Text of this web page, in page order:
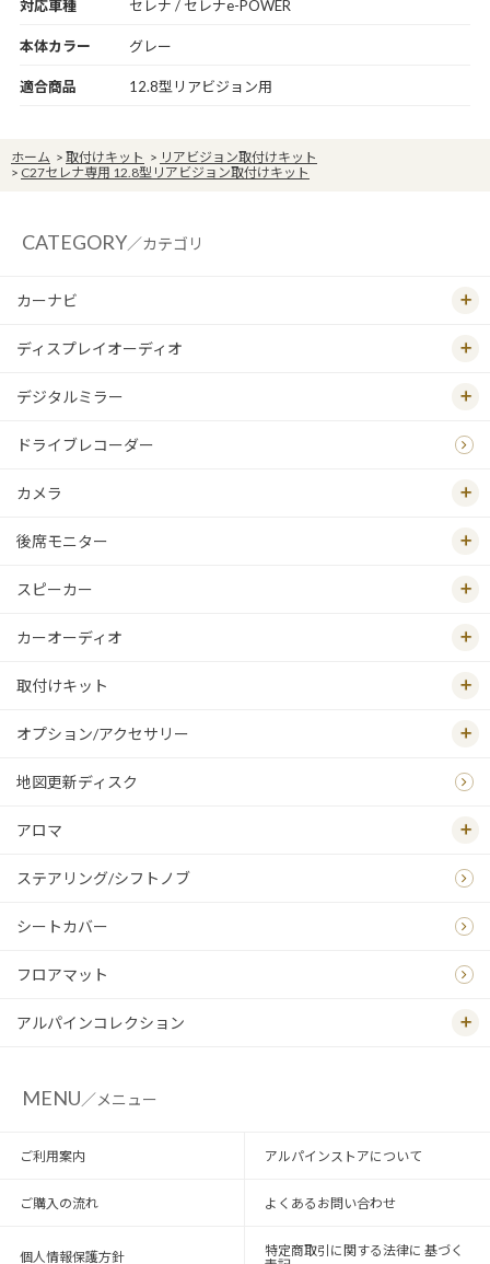
対応車種 セレナ / セレナe-POWER
本体カラー グレー
適合商品 12.8型リアビジョン用
ホーム > 取付けキット > リアビジョン取付けキット
> C27セレナ専用 12.8型リアビジョン取付けキット
CATEGORY／カテゴリ
カーナビ
ディスプレイオーディオ
デジタルミラー
ドライブレコーダー
カメラ
後席モニター
スピーカー
カーオーディオ
取付けキット
オプション/アクセサリー
地図更新ディスク
アロマ
ステアリング/シフトノブ
シートカバー
フロアマット
アルパインコレクション
MENU／メニュー
ご利用案内 アルパインストアについて
ご購入の流れ よくあるお問い合わせ
個人情報保護方針
特定商取引に関する法律に 基づく